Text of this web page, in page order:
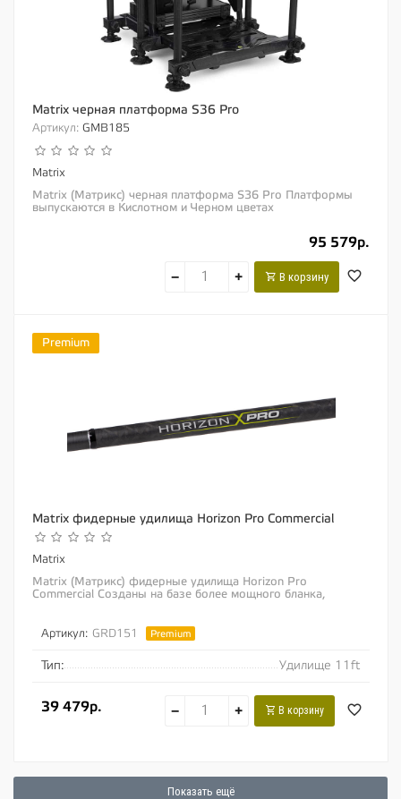
Matrix черная платформа S36 Pro
Артикул: GMB185
Matrix
Matrix (Матрикс) черная платформа S36 Pro Платформы
выпускаются в Кислотном и Черном цветах
95 579р.
− + В корзину
Premium
Matrix фидерные удилища Horizon Pro Commercial
Matrix
Matrix (Матрикс) фидерные удилища Horizon Pro
Commercial Созданы на базе более мощного бланка,
Артикул: GRD151 Premium
Тип: Удилище 11ft
39 479р. − + В корзину
Показать ещё